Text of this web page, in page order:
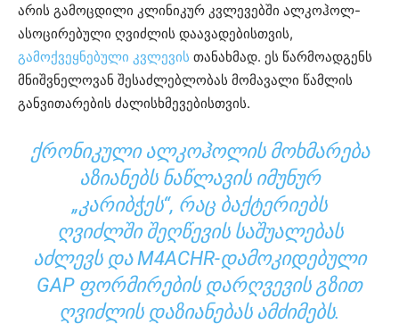
არის გამოცდილი კლინიკურ კვლევებში ალკოჰოლ-
ასოცირებული ღვიძლის დაავადებისთვის,
გამოქვეყნებული კვლევის თანახმად. ეს წარმოადგენს
მნიშვნელოვან შესაძლებლობას მომავალი წამლის
განვითარების ძალისხმევებისთვის.
ᲥᲠᲝᲜᲘᲙᲣᲚᲘ ᲐᲚᲙᲝᲰᲝᲚᲘᲡ ᲛᲝᲮᲛᲐᲠᲔᲑᲐ
ᲐᲖᲘᲐᲜᲔᲑᲡ ᲜᲐᲬᲚᲐᲕᲘᲡ ᲘᲛᲣᲜᲣᲠ
„ᲙᲐᲠᲘᲑᲭᲔᲡ“, ᲠᲐᲪ ᲑᲐᲥᲢᲔᲠᲘᲔᲑᲡ
ᲦᲕᲘᲫᲚᲨᲘ ᲨᲔᲦᲬᲔᲕᲘᲡ ᲡᲐᲨᲣᲐᲚᲔᲑᲐᲡ
ᲐᲫᲚᲔᲕᲡ ᲓᲐ M4ACHR-ᲓᲐᲛᲝᲙᲘᲓᲔᲑᲣᲚᲘ
GAP ᲤᲝᲠᲛᲘᲠᲔᲑᲘᲡ ᲓᲐᲠᲦᲕᲔᲕᲘᲡ ᲒᲖᲘᲗ
ᲦᲕᲘᲫᲚᲘᲡ ᲓᲐᲖᲘᲐᲜᲔᲑᲐᲡ ᲐᲛᲫᲘᲛᲔᲑᲡ.